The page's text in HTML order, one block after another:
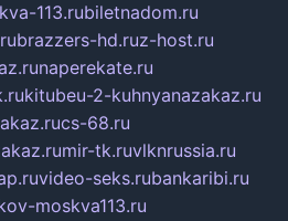
113.rubiletnadom.ru
brazzers-hd.ruz-host.ru
naperekate.ru
kitubeu-2-kuhnyanazakaz.ru
cs-68.ru
mir-tk.ruvlknrussia.ru
video-seks.rubankaribi.ru
moskva113.ru